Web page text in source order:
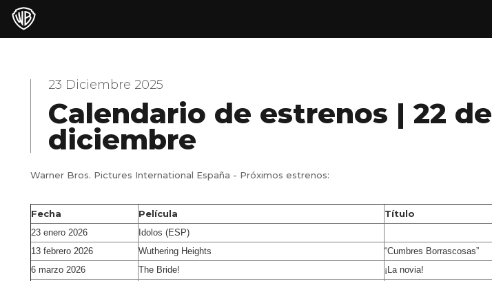
23 Diciembre 2025
Calendario de estrenos | 22 de
diciembre
Warner Bros. Pictures International España - Próximos estrenos:
Fecha Película Título
23 enero 2026 Idolos (ESP)
13 febrero 2026
Wuthering Heights “Cumbres Borrascosas”
6 marzo 2026
The Bride! ¡La novia!